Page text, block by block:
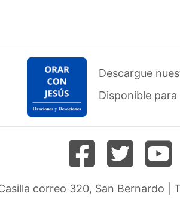
Descargue
Disponible para
correo 320, San Bernardo |